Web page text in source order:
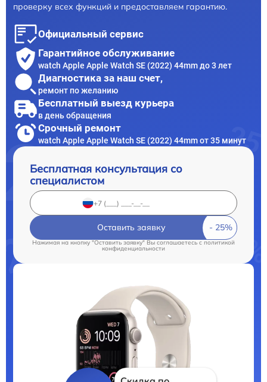
проверку всех функций и предоставляем гарантию.
Официальный сервис
Гарантийное обслуживание
watch Apple Apple Watch SE (2022) 44mm до 3 лет
Диагностика за наш счет,
ремонт по желанию
Бесплатный выезд курьера
в день обращения
Срочный ремонт
watch Apple Apple Watch SE (2022) 44mm от 35 минут
Бесплатная консультация со
специалистом
Оставить заявку
Нажимая на кнопку "Оставить заявку" Вы соглашаетесь cполитикой
конфиденциальности